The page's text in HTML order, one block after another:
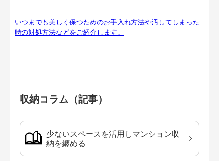
いつまでも美しく保つためのお手入れ方法や汚してしまった
時の対処方法などをご紹介します。
収納コラム（記事）
少ないスペースを活用しマンション収
納を纏める